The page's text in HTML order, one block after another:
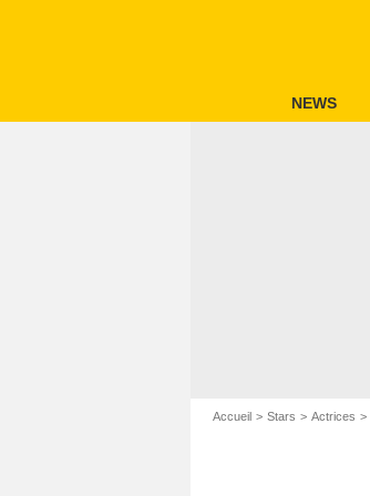
NEWS
Accueil Stars Actrices